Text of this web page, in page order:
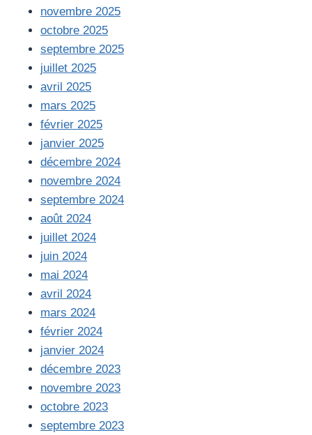
novembre 2025
octobre 2025
septembre 2025
juillet 2025
avril 2025
mars 2025
février 2025
janvier 2025
décembre 2024
novembre 2024
septembre 2024
août 2024
juillet 2024
juin 2024
mai 2024
avril 2024
mars 2024
février 2024
janvier 2024
décembre 2023
novembre 2023
octobre 2023
septembre 2023